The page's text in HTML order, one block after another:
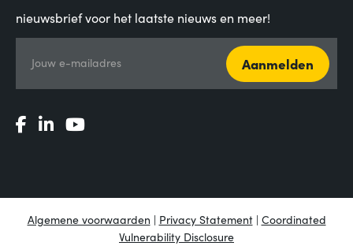
nieuwsbrief voor het laatste nieuws en meer!
Jouw e-mailadres Aanmelden
Algemene voorwaarden | Privacy Statement| Coordinated
Vulnerability Disclosure